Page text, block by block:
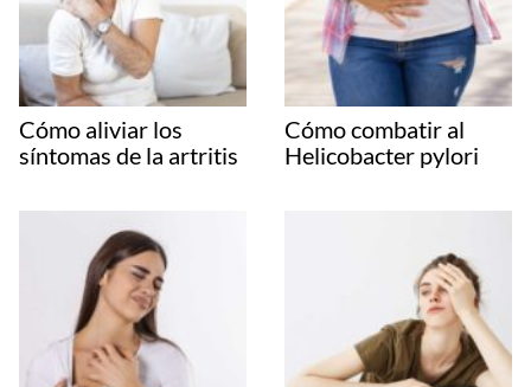
Cómo aliviar los
síntomas de la artritis
Cómo combatir al
Helicobacter pylori